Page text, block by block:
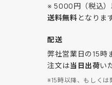
※ 5000円（税込
送料無料となりま
配送
弊社営業日の15時
注文は当日出荷い
※15時以降、もしくは